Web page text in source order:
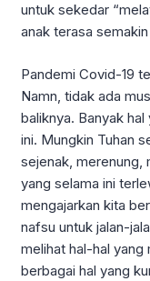
untuk sekedar
anak terasa
Pandemi Covid-19
Namn, tidak ada
baliknya. Banyak
ini. Mungkin Tuhan
sejenak, merenung,
yang selama ini
mengajarkan kita
nafsu untuk jalan-
melihat hal-hal yang
berbagai hal yang